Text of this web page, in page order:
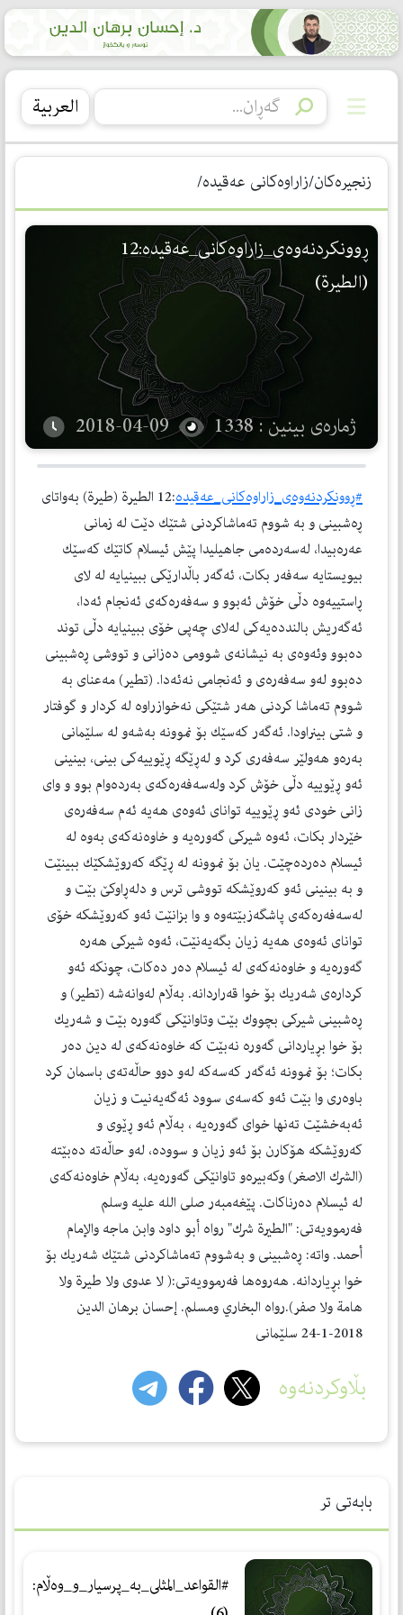
العربیة
زنجیرەکان/زاراوەکانی عەقیدە/
ڕوونكردنه‌وه‌ی_زاراوه‌كانی_عه‌قیده‌:12
(الطیرة)
ژمارەی بینین : 1338 2018-04-09
#ڕوونكردنه‌وه‌ی_زاراوه‌كانی_عه‌قیده‌
:12 الطیرة (طیرة) به‌واتای
ڕه‌شبینی و به‌ شووم ته‌ماشاكردنی شتێك دێت له‌ زمانی
عه‌ره‌بیدا، له‌سه‌رده‌می جاهیلیدا پێش ئیسلام كاتێك كه‌سێك
بیویستایه‌ سه‌فه‌ر بكات، ئه‌گه‌ر باڵدارێكی ببینیایه‌ له‌ لای
ڕاستییه‌وه‌ دڵی خۆش ئه‌بوو و سه‌فه‌ره‌كه‌ی ئه‌نجام ئه‌دا،
ئه‌گه‌ریش بالندده‌یه‌كی له‌لای چه‌پی خۆی ببینیایه‌ دڵی توند
ده‌بوو وئه‌وه‌ی به‌ نیشانه‌ی شوومی ده‌زانی و تووشی ڕه‌شبینی
ده‌بوو له‌و سه‌فه‌ره‌ی و ئه‌نجامی نه‌ئه‌دا. (تطیر) مه‌عنای به‌
شووم ته‌ماشا كردنی هه‌ر شتێكی نه‌خوازراوه‌ له‌ كردار و گوفتار
و شتی بینراودا. ئه‌گه‌ر كه‌سێك بۆ نموونه‌ به‌شه‌و له‌ سلێمانی
به‌ره‌و هه‌ولێر سه‌فه‌ری كرد و له‌ڕێگه‌ ڕێوییه‌كی بینی، بینینی
ئه‌و ڕێوییه‌ دڵی خۆش كرد وله‌سه‌فه‌ره‌كه‌ی به‌رده‌وام بوو و وای
زانی خودی ئه‌و ڕێوییه‌ توانای ئه‌وه‌ی هه‌یه‌ ئه‌م سه‌فه‌ره‌ی
خێردار بكات، ئه‌وه‌ شیركی گه‌وره‌یه‌ و خاوه‌نه‌كه‌ی به‌وه‌ له‌
ئیسلام ده‌رده‌چێت. یان بۆ نموونه‌ له‌ ڕێگه‌ كه‌روێشكێك ببینێت
و به‌ بینینی ئه‌و كه‌روێشكه‌ تووشی ترس و دله‌ڕاوكێ بێت و
له‌سه‌فه‌ره‌كه‌ی پاشگه‌زبێته‌وه‌ و وا بزانێت ئه‌و كه‌روێشكه‌ خۆی
توانای ئه‌وه‌ی هه‌یه‌ زیان ‌بگه‌یه‌نێت، ئه‌وه‌ شیركی هه‌ره‌
گه‌وره‌یه‌ و خاوه‌نه‌كه‌ی له‌ ئیسلام ده‌ر ده‌كات، چونكه‌ ئه‌و
كرداره‌ی شه‌ریك بۆ خوا قه‌راردانه‌. به‌ڵام له‌وانه‌شه‌ (تطیر) و
ڕه‌شبینی شیركی بچووك بێت وتاوانێكی گه‌وره‌ بێت و شه‌ریك
بۆ خوا بڕیاردانی گه‌وره‌ نه‌بێت كه‌ خاوه‌نه‌كه‌ی له‌ دین ده‌ر
بكات؛ بۆ نموونه‌ ئه‌گه‌ر كه‌سه‌كه‌ له‌و دوو حاڵه‌ته‌ی باسمان كرد
باوه‌ری وا بێت ئه‌و كه‌سه‌ی سوود ئه‌گه‌یه‌نیت و زیان
ئه‌به‌خشێت ته‌نها خوای گه‌وره‌یه‌ ، به‌ڵام ئه‌و ڕێوی و
كه‌روێشكه‌ هۆكارن بۆ ئه‌و زیان و سووده‌، له‌و حاڵه‌ته‌ ده‌بێته‌
(الشرك الاصغر) وكه‌بیره‌و تاوانێكی گه‌وره‌یه‌، به‌ڵام خاوه‌نه‌كه‌ی
له‌ ئیسلام ده‌رناكات. پێغه‌مبه‌ر صلی الله علیه وسلم
فه‌رموویه‌تی: "الطيرة شرك" رواه أبو داود وابن ماجه والإمام
أحمد. واته‌: ڕه‌شبینی و به‌شووم ته‌ماشاكردنی شتێك شه‌ریك بۆ
خوا بڕیاردانه‌. هه‌روه‌ها فه‌رموویه‌تی:( لا عدوی ولا طیرة ولا
هامة ولا صفر).رواه البخاري ومسلم. إحسان برهان الدین
2018-1-24 سلێمانی
بڵاوکردنەوە
بابەتی تر
#القواعد_المثلى_بە_پرسیار_و_وەڵام: